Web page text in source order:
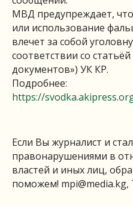
МВД предупреждает,
или использование
влечет за собой
соответствии со
документов») УК КР.
Подробнее:
https://
Если Вы журналист и
правонарушениями в
властей и иных лиц,
поможем! mpi@media.kg,